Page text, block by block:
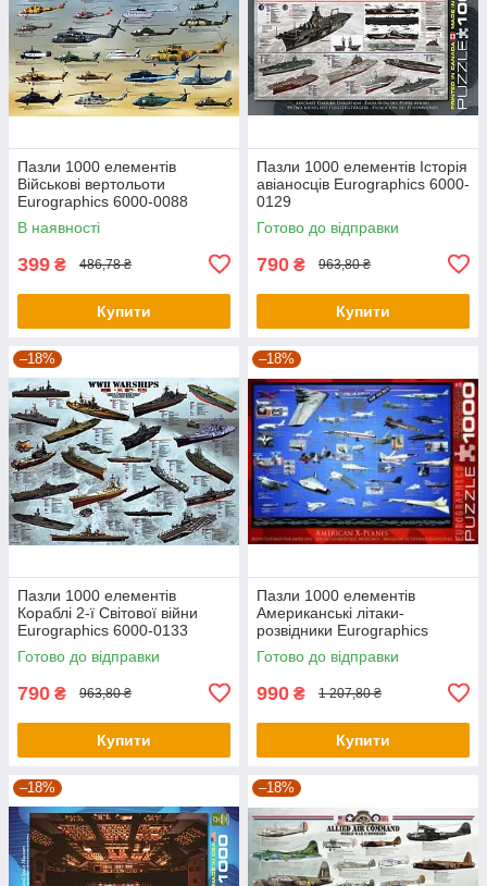
Пазли 1000 елементів
Військові вертольоти
Eurographics 6000-0088
В наявності
399 ₴ 486,78 ₴
Купити
Пазли 1000 елементів Історія
авіаносців Eurographics 6000-
0129
Готово до відправки
790 ₴ 963,80 ₴
Купити
–18%
Пазли 1000 елементів
Кораблі 2-ї Світової війни
Eurographics 6000-0133
Готово до відправки
790 ₴ 963,80 ₴
Купити
–18%
Пазли 1000 елементів
Американські літаки-
розвідники Eurographics
6000-0248
Готово до відправки
990 ₴ 1 207,80 ₴
Купити
–18% –18%